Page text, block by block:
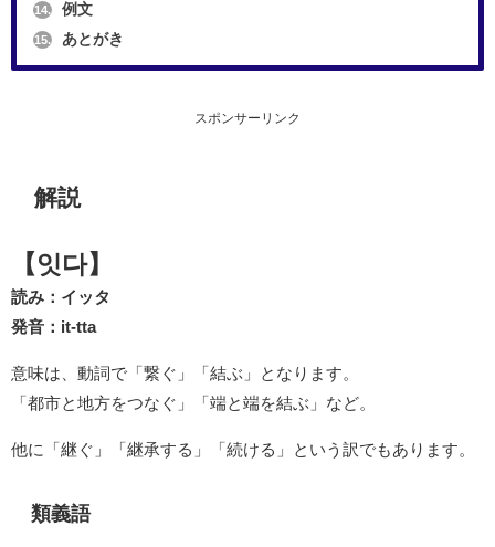
14. 例文
15. あとがき
スポンサーリンク
解説
【잇다】
読み：イッタ
発音：it-tta
意味は、動詞で「繋ぐ」「結ぶ」となります。
「都市と地方をつなぐ」「端と端を結ぶ」など。
他に「継ぐ」「継承する」「続ける」という訳でもあります。
類義語